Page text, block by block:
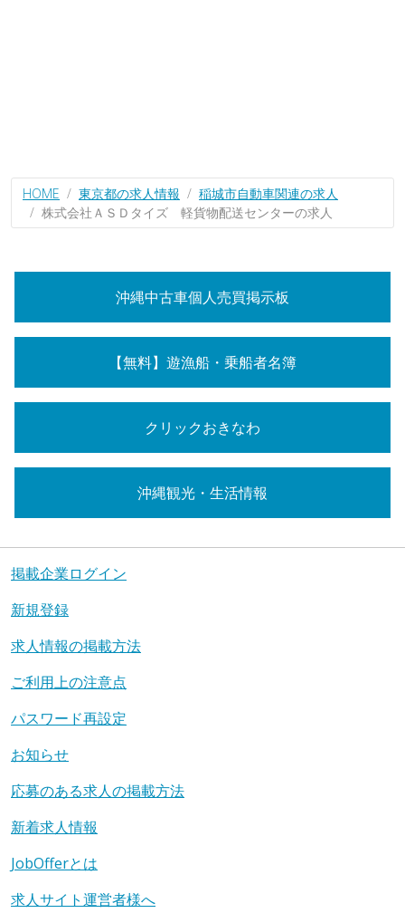
HOME 東京都の求人情報
稲城市自動車関連の求人
株式会社ＡＳＤタイズ 軽貨物配送センターの求人
沖縄中古車個人売買掲示板
【無料】遊漁船・乗船者名簿
クリックおきなわ
沖縄観光・生活情報
掲載企業ログイン
新規登録
求人情報の掲載方法
ご利用上の注意点
パスワード再設定
お知らせ
応募のある求人の掲載方法
新着求人情報
JobOfferとは
求人サイト運営者様へ